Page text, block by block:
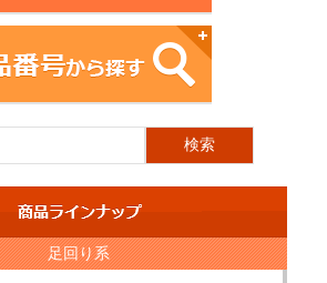
足回り系